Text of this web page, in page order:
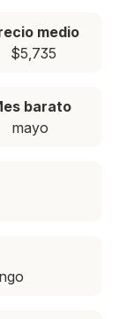
medio
$5,735
barato
mayo